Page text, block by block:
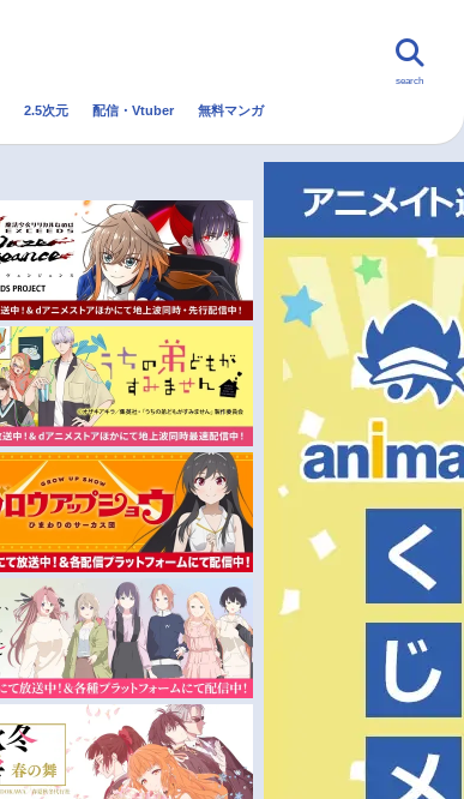
トレンド 無料マンガ
秋アニメ
冬アニメ
search
2.5次元 配信・Vtuber 無料マンガ